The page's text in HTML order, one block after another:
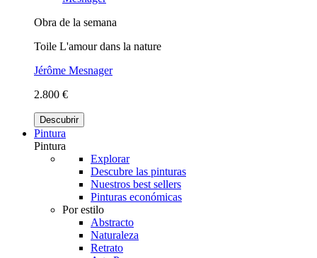
Obra de la semana
Toile L'amour dans la nature
Jérôme Mesnager
2.800 €
Descubrir
Pintura
Pintura
Explorar
Descubre las pinturas
Nuestros best sellers
Pinturas económicas
Por estilo
Abstracto
Naturaleza
Retrato